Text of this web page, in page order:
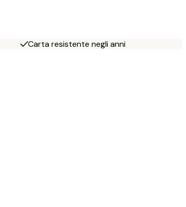
Carta resistente negli anni